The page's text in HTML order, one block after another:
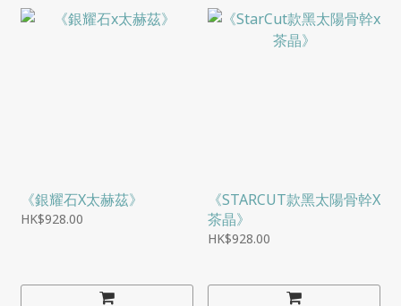
《銀耀石X太赫茲》
HK$928.00
《STARCUT款黑太陽骨幹X
茶晶》
HK$928.00